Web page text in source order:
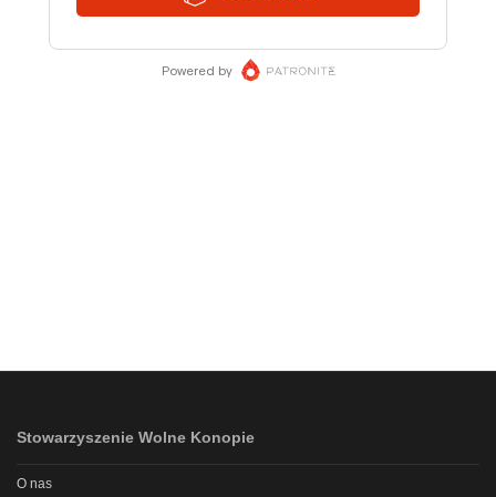
Stowarzyszenie Wolne Konopie
O nas